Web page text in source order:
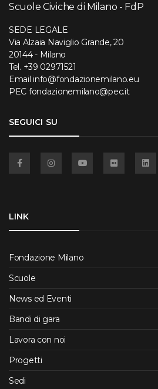
Scuole Civiche di Milano - FdP
SEDE LEGALE
Via Alzaia Naviglio Grande, 20
20144 - Milano
Tel. +39 02971521
Email info@fondazionemilano.eu
PEC fondazionemilano@pec.it
SEGUICI SU
LINK
Fondazione Milano
Scuole
News ed Eventi
Bandi di gara
Lavora con noi
Progetti
Sedi